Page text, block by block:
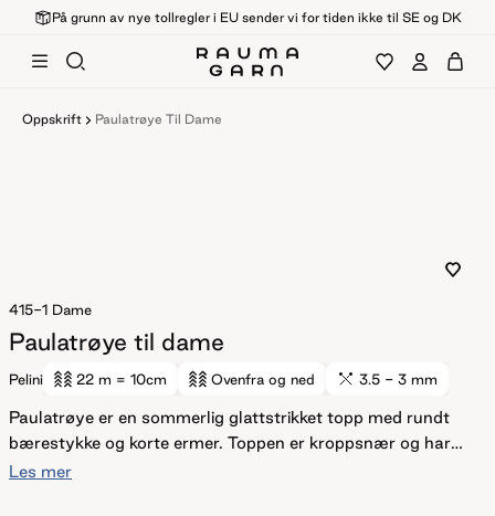
På grunn av nye tollregler i EU sender vi for tiden ikke til SE og DK
Oppskrift Paulatrøye Til Dame
415-1 Dame
Paulatrøye til dame
Pelini 22 m = 10cm Ovenfra og ned 3.5 - 3 mm
Paulatrøye er en sommerlig glattstrikket topp med rundt
bærestykke og korte ermer. Toppen er kroppsnær og har
en nydelig avrundet, vid hals. Den strikkes ovenfra og ned
Les mer